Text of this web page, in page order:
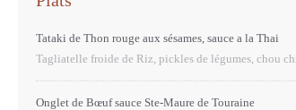
Tataki de Thon rouge aux sésames, sauce a la Thai
Tagliatelle froide de Riz, pickles de légumes, chou
Onglet de Bœuf sauce Ste-Maure de Touraine